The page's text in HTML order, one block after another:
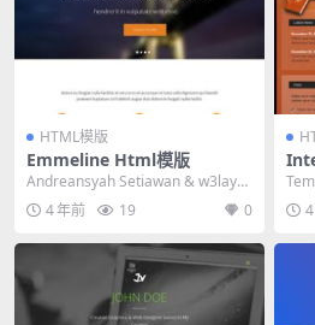
HTML模版
Emmeline Html模版
Andreansyah Setiawan & w3layo
uts,HTM...
4 年前 19 0